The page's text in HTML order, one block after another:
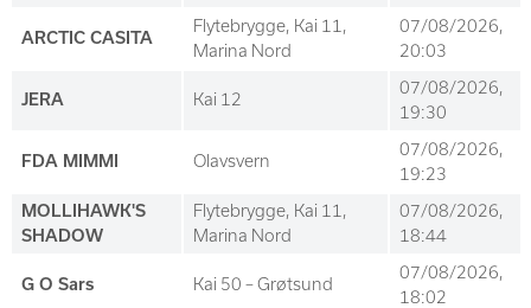
ARCTIC CASITA
Flytebrygge, Kai 11,
Marina Nord
07/08/2026,
20:03
JERA Kai 12
07/08/2026,
19:30
FDA MIMMI Olavsvern
07/08/2026,
19:23
MOLLIHAWK'S
SHADOW
Flytebrygge, Kai 11,
Marina Nord
07/08/2026,
18:44
G O Sars Kai 50 – Grøtsund
07/08/2026,
18:02